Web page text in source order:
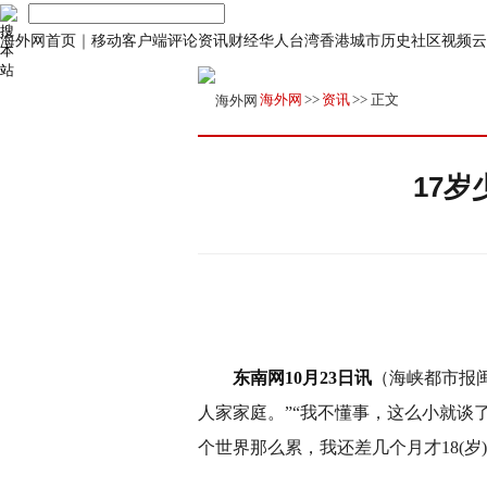
海外网首页 移动客户端评论资讯财经华人 台湾香港城市历史社区视频
海外网 >> 资讯>> 正文
17岁
东南网10月23日讯 （海峡都市
人家家庭。”“我不懂事，这么小就
个世界那么累，我还差几个月才18(岁